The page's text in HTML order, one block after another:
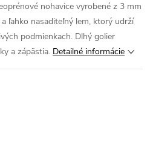
nohavice vyrobené z 3 mm
ľahko nasaditeľný lem, ktorý udrží
podmienkach. Dlhý golier
a zápästia. Detailné informácie